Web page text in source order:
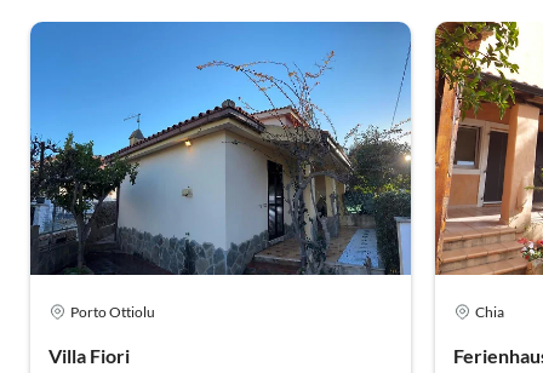
Porto Ottiolu
Villa Fiori
Chia